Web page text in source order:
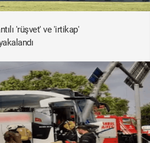
'rüşvet' ve 'irtikap'